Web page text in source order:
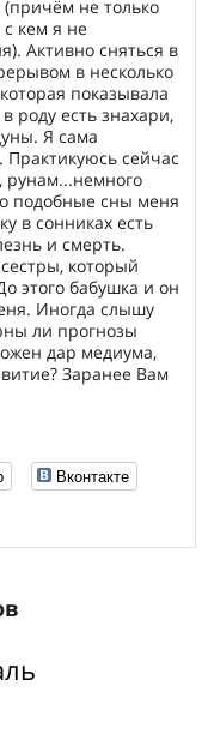
не только
кем я не
Активно сняться в
в несколько
показывала
роду есть знахари,
Я сама
сейчас
рунам...немного
подобные сны меня
в сонниках есть
и смерть.
который
этого бабушка и он
Иногда слышу
ли прогнозы
дар медиума,
Заранее Вам
Вконтакте